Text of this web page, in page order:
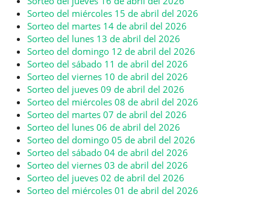
Sorteo del miércoles 15 de abril del 2026
Sorteo del martes 14 de abril del 2026
Sorteo del lunes 13 de abril del 2026
Sorteo del domingo 12 de abril del 2026
Sorteo del sábado 11 de abril del 2026
Sorteo del viernes 10 de abril del 2026
Sorteo del jueves 09 de abril del 2026
Sorteo del miércoles 08 de abril del 2026
Sorteo del martes 07 de abril del 2026
Sorteo del lunes 06 de abril del 2026
Sorteo del domingo 05 de abril del 2026
Sorteo del sábado 04 de abril del 2026
Sorteo del viernes 03 de abril del 2026
Sorteo del jueves 02 de abril del 2026
Sorteo del miércoles 01 de abril del 2026